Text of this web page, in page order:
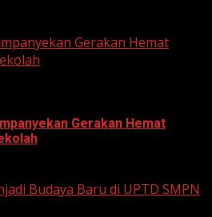
Gerakan Hemat
Gerakan Hemat
Budaya Baru di UPTD SMPN